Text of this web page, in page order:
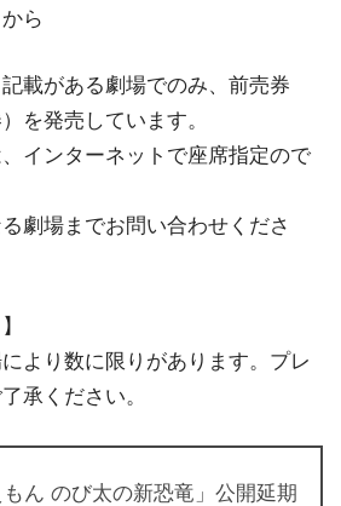
ら
記載がある劇場でのみ、前売券
を発売しています。
インターネットで座席指定ので
劇場までお問い合わせくださ
より数に限りがあります。プレ
承ください。
もん のび太の新恐竜」公開延期